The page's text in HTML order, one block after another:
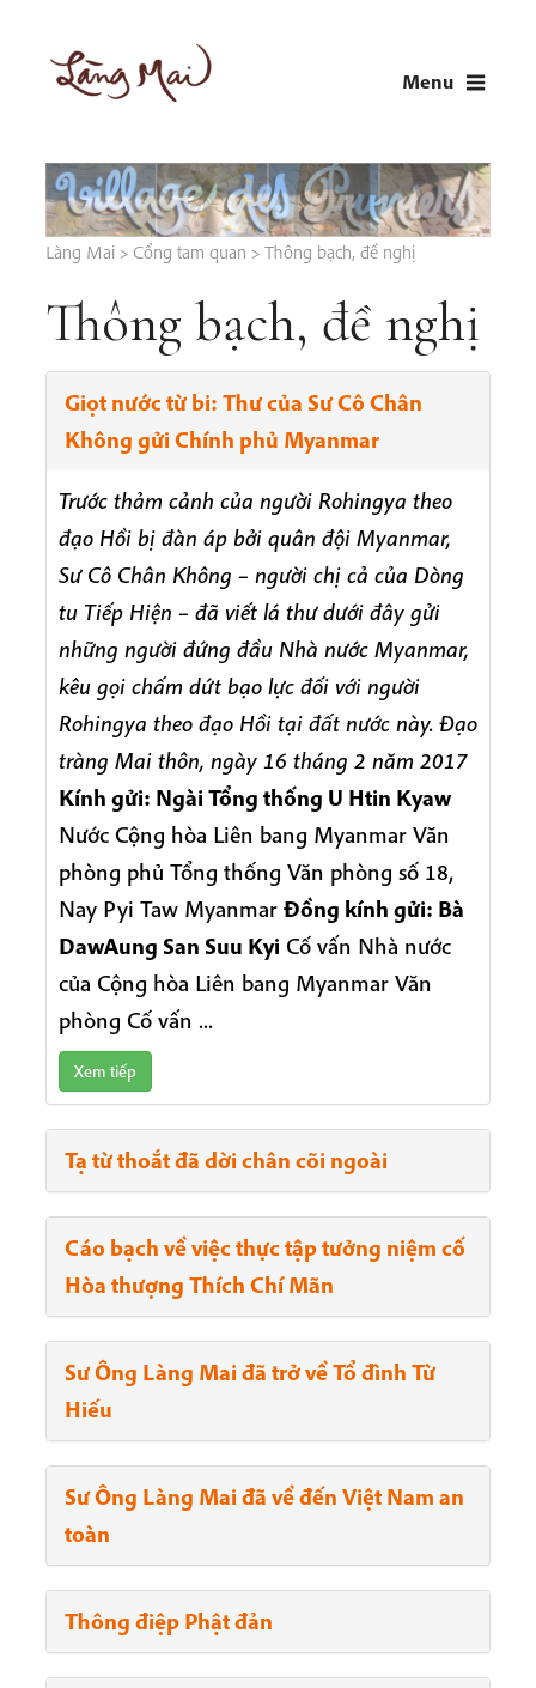
content
Menu
Làng Mai > Cổng tam quan > Thông bạch, đề nghị
Thông bạch, đề nghị
Giọt nước từ bi: Thư của Sư Cô Chân
Không gửi Chính phủ Myanmar
Trước thảm cảnh của người Rohingya theo
đạo Hồi bị đàn áp bởi quân đội Myanmar,
Sư Cô Chân Không – người chị cả của Dòng
tu Tiếp Hiện – đã viết lá thư dưới đây gửi
những người đứng đầu Nhà nước Myanmar,
kêu gọi chấm dứt bạo lực đối với người
Rohingya theo đạo Hồi tại đất nước này. Đạo
tràng Mai thôn, ngày 16 tháng 2 năm 2017
Kính gửi: Ngài Tổng thống U Htin Kyaw
Nước Cộng hòa Liên bang Myanmar Văn
phòng phủ Tổng thống Văn phòng số 18,
Nay Pyi Taw Myanmar Đồng kính gửi: Bà
DawAung San Suu Kyi Cố vấn Nhà nước
của Cộng hòa Liên bang Myanmar Văn
phòng Cố vấn ...
Xem tiếp
Tạ từ thoắt đã dời chân cõi ngoài
Cáo bạch về việc thực tập tưởng niệm cố
Hòa thượng Thích Chí Mãn
Sư Ông Làng Mai đã trở về Tổ đình Từ
Hiếu
Sư Ông Làng Mai đã về đến Việt Nam an
toàn
Thông điệp Phật đản